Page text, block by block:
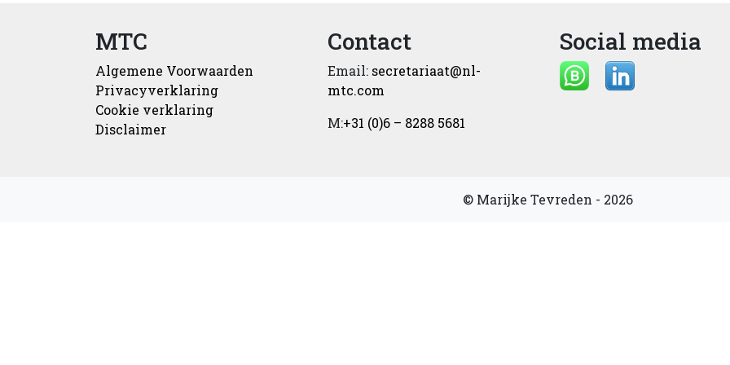
MTC
Algemene Voorwaarden
Privacyverklaring
Cookie verklaring
Disclaimer
Contact
Email: secretariaat@nl-
mtc.com
M:+31 (0)6 – 8288 5681
Social media
© Marijke Tevreden - 2026